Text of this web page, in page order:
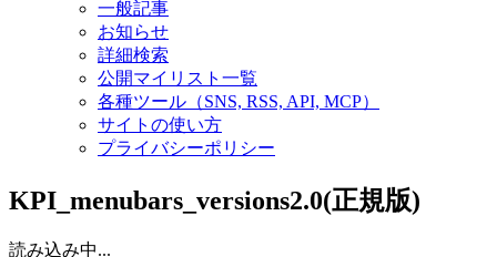
一般記事
お知らせ
詳細検索
公開マイリスト一覧
各種ツール（SNS, RSS, API, MCP）
サイトの使い方
プライバシーポリシー
KPI_menubars_versions2.0(正規版)
読み込み中...